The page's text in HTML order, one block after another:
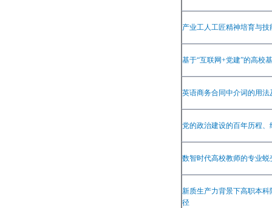
产业工人工匠精神培育与
基于“互联网+党建”的高校
英语商务合同中介词的用法
党的政治建设的百年历程、
数智时代高校教师的专业
新质生产力背景下高职本
径